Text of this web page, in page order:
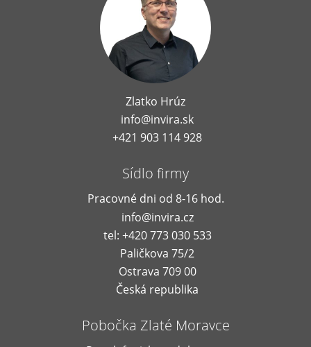
Zlatko Hrúz
info@invira.sk
+421 903 114 928
Sídlo firmy
Pracovné dni od 8-16 hod.
info@invira.cz
tel: +420 773 030 533
Paličkova 75/2
Ostrava 709 00
Česká republika
Pobočka Zlaté Moravce